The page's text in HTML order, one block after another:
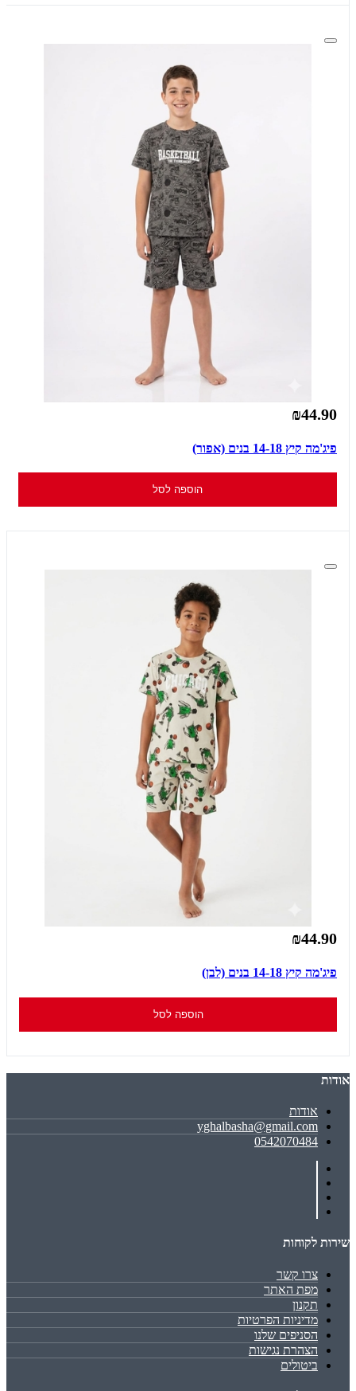
₪44.90
פיג'מה קיץ 14-18 בנים (אפור)
הוספה לסל
₪44.90
פיג'מה קיץ 14-18 בנים (לבן)
הוספה לסל
אודות
אודות
yghalbasha@gmail.com
0542070484
שירות לקוחות
צרו קשר
מפת האתר
תקנון
מדיניות הפרטיות
הסניפים שלנו
הצהרת נגישות
ביטולים